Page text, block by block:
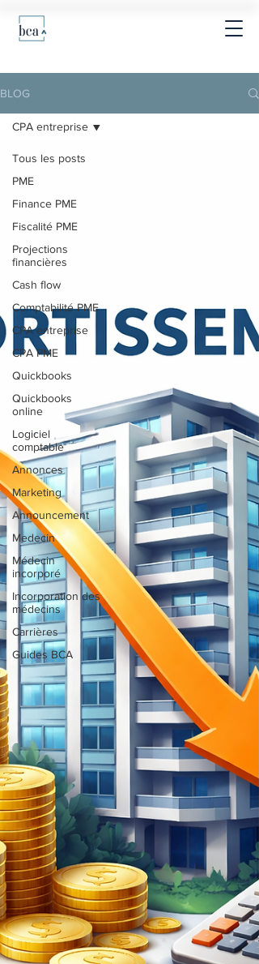
BLOG
Tous les posts
PME
Finance PME
Fiscalité PME
Projections
financières
Cash flow
Comptabilité PME
CPA entreprise
CPA PME
Quickbooks
Quickbooks
online
Logiciel
comptable
Annonces
Marketing
Announcement
Medecin
Médecin
incorporé
Incorporation des
médecins
Carrières
Guides BCA
CPA entreprise